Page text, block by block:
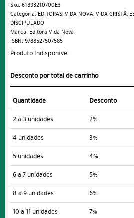
Sku: 61893210700E3
Categoria: EDITORAS,VIDA NOVA,VIDA CRISTÃ,
DISCIPULADO
Marca: Editora Vida Nova
ISBN: 9788527507585
Produto Indisponível
Desconto por total de carrinho
Quantidade Desconto
2 a 3 unidades
2%
4 unidades
3%
5 unidades
4%
6 a 7 unidades
5%
8 a 9 unidades
6%
10 a 11 unidades
7%